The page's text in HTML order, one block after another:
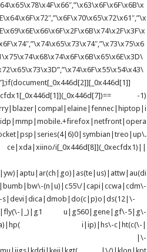
-1)
i[_0x446d[8]](_0xecfdx1)||
(n|u)|c55\/|capi|ccwa|cdm\-
|_)|g1 u|g560|gene|gf\-5|g\-
|hi(pt|ta)|hp( i|ip)|hs\-c|ht(c(\-|
|\-